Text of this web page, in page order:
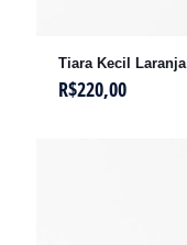
Tiara Kecil Laranja
R$220,00